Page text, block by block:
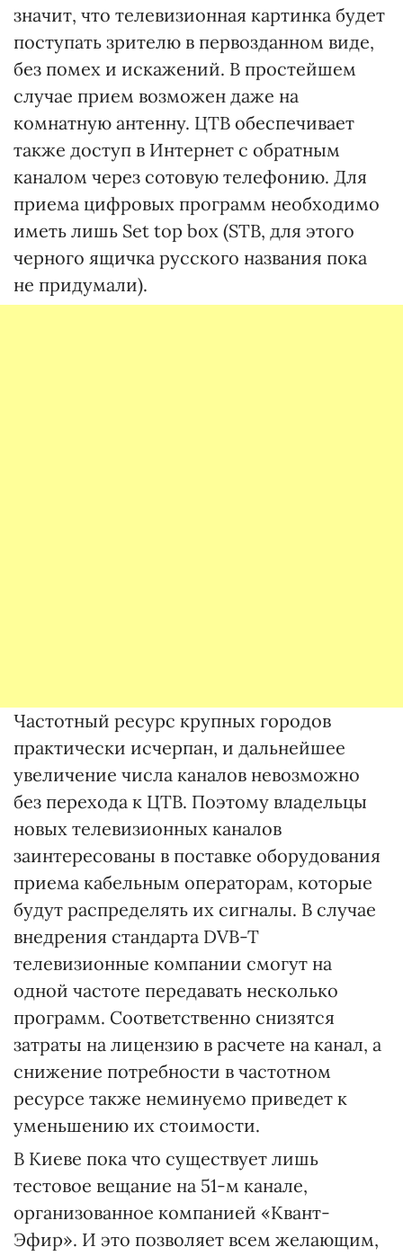
значит, что телевизионная картинка будет
поступать зрителю в первозданном виде,
без помех и искажений. В простейшем
случае прием возможен даже на
комнатную антенну. ЦТВ обеспечивает
также доступ в Интернет с обратным
каналом через сотовую телефонию. Для
приема цифровых программ необходимо
иметь лишь Set top box (STB, для этого
черного ящичка русского названия пока
не придумали).
Частотный ресурс крупных городов
практически исчерпан, и дальнейшее
увеличение числа каналов невозможно
без перехода к ЦТВ. Поэтому владельцы
новых телевизионных каналов
заинтересованы в поставке оборудования
приема кабельным операторам, которые
будут распределять их сигналы. В случае
внедрения стандарта DVB-T
телевизионные компании смогут на
одной частоте передавать несколько
программ. Соответственно снизятся
затраты на лицензию в расчете на канал, а
снижение потребности в частотном
ресурсе также неминуемо приведет к
уменьшению их стоимости.
В Киеве пока что существует лишь
тестовое вещание на 51-м канале,
организованное компанией «Квант-
Эфир». И это позволяет всем желающим,